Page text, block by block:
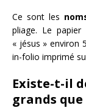
Ce sont les
pliage. Le
« jésus » environ
in-folio imprimé
Existe-t-il
grands